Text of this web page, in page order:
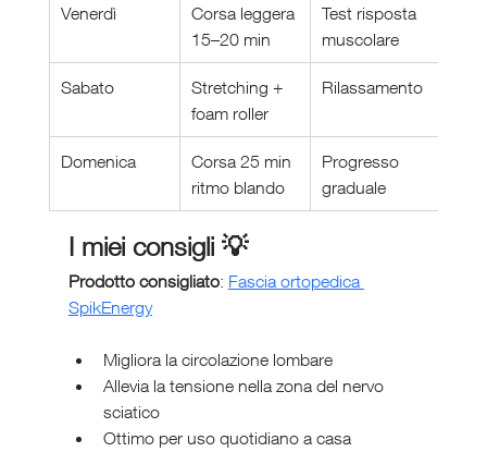
Venerdì
Corsa leggera
15–20 min
Test risposta
muscolare
Sabato
Stretching +
foam roller
Rilassamento
Domenica
Corsa 25 min
ritmo blando
Progresso
graduale
I miei consigli 💡
Prodotto consigliato: Fascia ortopedica
SpikEnergy
Migliora la circolazione lombare
Allevia la tensione nella zona del nervo
sciatico
Ottimo per uso quotidiano a casa